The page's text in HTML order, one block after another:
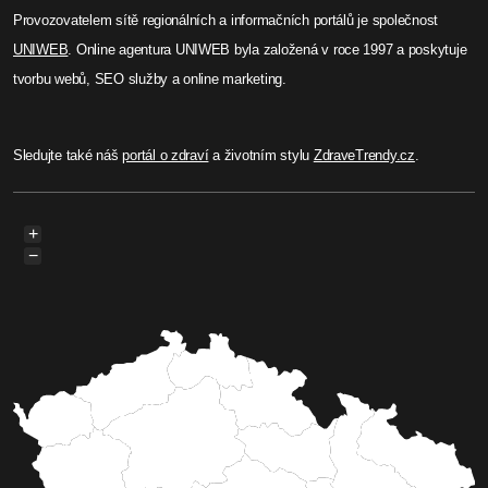
Provozovatelem sítě regionálních a informačních portálů je společnost
UNIWEB. Online agentura UNIWEB byla založená v roce 1997 a poskytuje
tvorbu webů, SEO služby a online marketing.
Sledujte také nášportál o zdravía životním stylu ZdraveTrendy.cz.
+
−